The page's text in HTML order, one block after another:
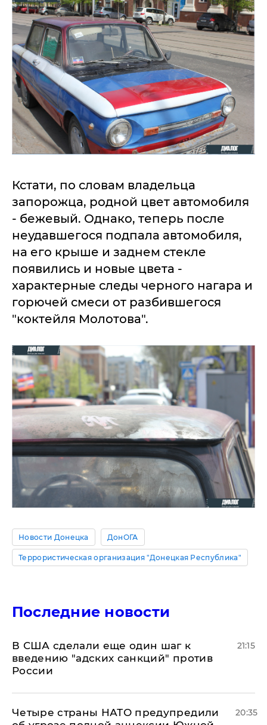
Кстати, по словам владельца
запорожца, родной цвет автомобиля
- бежевый. Однако, теперь после
неудавшегося подпала автомобиля,
на его крыше и заднем стекле
появились и новые цвета -
характерные следы черного нагара и
горючей смеси от разбившегося
"коктейля Молотова".
Новости Донецка ДонОГА
Террористическая организация "Донецкая Республика"
Последние новости
В США сделали еще один шаг к
введению "адских санкций" против
России
21:15
Четыре страны НАТО предупредили
20:35